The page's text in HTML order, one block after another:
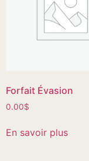
Forfait Évasion
0.00$
En savoir plus